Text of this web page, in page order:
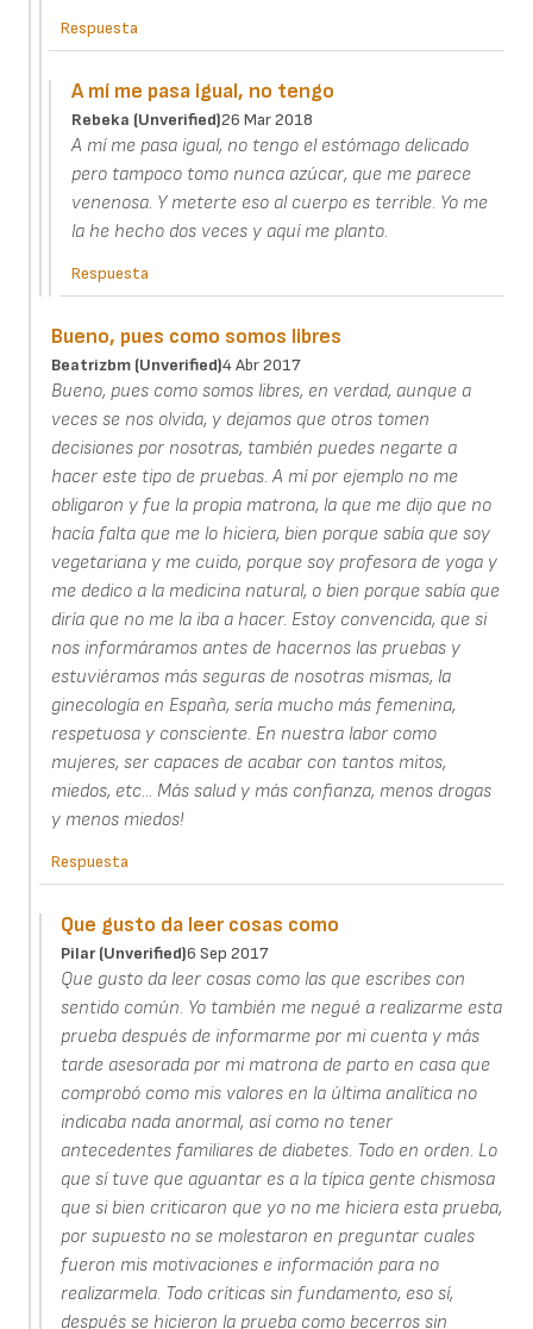
Respuesta
A mí me pasa igual, no tengo
Rebeka (unverified)26 Mar 2018
A mí me pasa igual, no tengo el estómago delicado
pero tampoco tomo nunca azúcar, que me parece
venenosa. Y meterte eso al cuerpo es terrible. Yo me
la he hecho dos veces y aquí me planto.
Respuesta
Bueno, pues como somos libres
Beatrizbm (unverified)4 Abr 2017
Bueno, pues como somos libres, en verdad, aunque a
veces se nos olvida, y dejamos que otros tomen
decisiones por nosotras, también puedes negarte a
hacer este tipo de pruebas. A mí por ejemplo no me
obligaron y fue la propia matrona, la que me dijo que no
hacía falta que me lo hiciera, bien porque sabía que soy
vegetariana y me cuido, porque soy profesora de yoga y
me dedico a la medicina natural, o bien porque sabía que
diría que no me la iba a hacer. Estoy convencida, que si
nos informáramos antes de hacernos las pruebas y
estuviéramos más seguras de nosotras mismas, la
ginecología en España, sería mucho más femenina,
respetuosa y consciente. En nuestra labor como
mujeres, ser capaces de acabar con tantos mitos,
miedos, etc... Más salud y más confianza, menos drogas
y menos miedos!
Respuesta
Que gusto da leer cosas como
Pilar (unverified)6 Sep 2017
Que gusto da leer cosas como las que escribes con
sentido común. Yo también me negué a realizarme esta
prueba después de informarme por mi cuenta y más
tarde asesorada por mi matrona de parto en casa que
comprobó como mis valores en la última analítica no
indicaba nada anormal, así como no tener
antecedentes familiares de diabetes. Todo en orden. Lo
que sí tuve que aguantar es a la típica gente chismosa
que si bien criticaron que yo no me hiciera esta prueba,
por supuesto no se molestaron en preguntar cuales
fueron mis motivaciones e información para no
realizarmela. Todo críticas sin fundamento, eso sí,
después se hicieron la prueba como becerros sin